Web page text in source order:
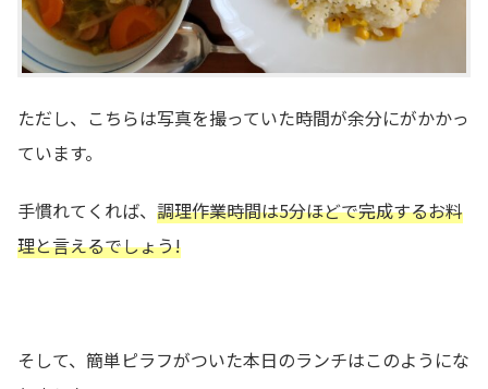
ただし、こちらは写真を撮っていた時間が余分にがかかっ
ています。
手慣れてくれば、 調理作業時間は5分ほどで完成するお料
理と言えるでしょう!
そして、簡単ピラフがついた本日のランチはこのようにな